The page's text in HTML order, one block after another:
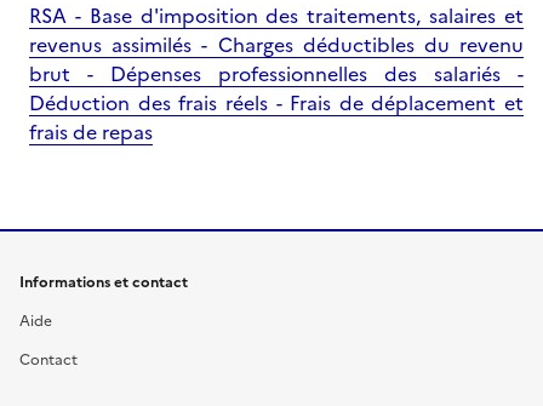
RSA - Base d'imposition des traitements, salaires et
revenus assimilés - Charges déductibles du revenu
brut - Dépenses professionnelles des salariés -
Déduction des frais réels - Frais de déplacement et
frais de repas
Informations et contact
Aide
Contact